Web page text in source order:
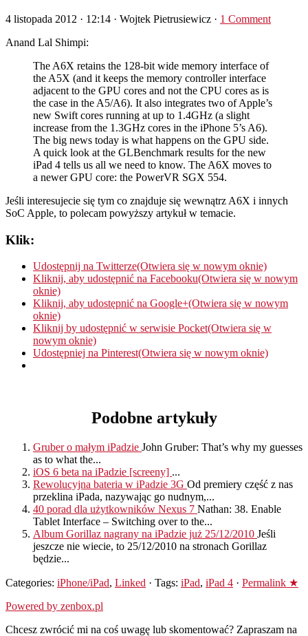
4 listopada 2012 · 12:14 · Wojtek Pietrusiewicz · 1 Comment
Anand Lal Shimpi:
The A6X retains the 128-bit wide memory interface of
the A5X (and it keeps the memory controller interface
adjacent to the GPU cores and not the CPU cores as is
the case in the A5/A6). It also integrates two of Apple’s
new Swift cores running at up to 1.4GHz (a slight
increase from the 1.3GHz cores in the iPhone 5’s A6).
The big news today is what happens on the GPU side.
A quick look at the GLBenchmark results for the new
iPad 4 tells us all we need to know. The A6X moves to
a newer GPU core: the PowerVR SGX 554.
Jeśli interesujecie się tym co znajduje się wewnątrz A6X i innych
SoC Apple, to polecam powyższy artykuł w temacie.
Klik:
Udostępnij na Twitterze(Otwiera się w nowym oknie)
Kliknij, aby udostępnić na Facebooku(Otwiera się w nowym
oknie)
Kliknij, aby udostępnić na Google+(Otwiera się w nowym
oknie)
Kliknij by udostępnić w serwisie Pocket(Otwiera się w
nowym oknie)
Udostępniej na Pinterest(Otwiera się w nowym oknie)
Podobne artykuły
Gruber o małym iPadzie John Gruber: That’s why my guesses
as to what the...
iOS 6 beta na iPadzie [screeny] ...
Rewolucyjna bateria w iPadzie 3G Od premiery część z nas
przeklina iPada, nazywając go nudnym,...
40 porad dla użytkowników Nexus 7 Nathan: 38. Enable
Tablet Interface – Switching over to the...
Album Gorillaz nagrany na iPadzie już 25/12/2010 Jeśli
jeszcze nie wiecie, to 25/12/2010 na stronach Gorillaz
będzie...
Categories: iPhone/iPad, Linked · Tags: iPad, iPad 4 · Permalink ★
Powered by zenbox.pl
Chcesz zwrócić mi na coś uwagę lub skomentować? Zapraszam na